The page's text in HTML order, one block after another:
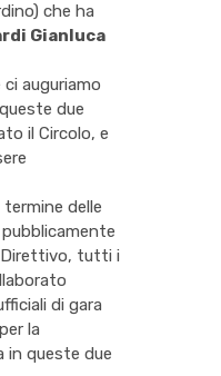
che ha
Gianluca
ci auguriamo
due
il Circolo, e
termine delle
pubblicamente
Direttivo, tutti i
di gara
la
in queste due